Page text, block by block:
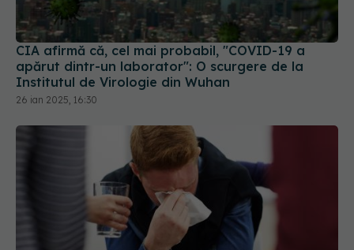
CIA afirmă că, cel mai probabil, "COVID-19 a
apărut dintr-un laborator": O scurgere de la
Institutul de Virologie din Wuhan
26 ian 2025, 16:30